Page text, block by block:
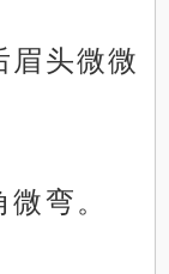
眉头微微
弯。